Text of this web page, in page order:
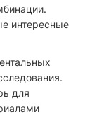
интересные
для